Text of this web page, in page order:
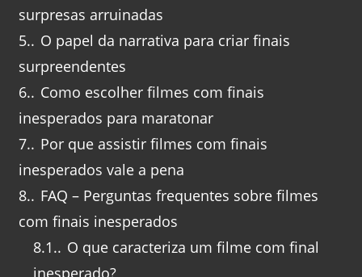
surpresas arruinadas
5. O papel da narrativa para criar finais
surpreendentes
6. Como escolher filmes com finais
inesperados para maratonar
7. Por que assistir filmes com finais
inesperados vale a pena
8. FAQ – Perguntas frequentes sobre filmes
com finais inesperados
8.1. O que caracteriza um filme com final